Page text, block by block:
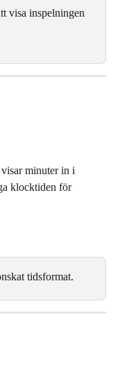
visa inspelningen
minuter in i
klocktiden för
tidsformat.